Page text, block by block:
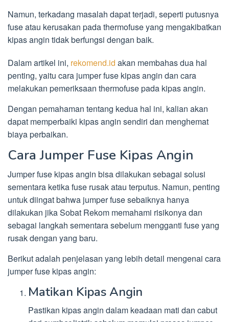
Namun, terkadang masalah dapat terjadi, seperti putusnya
fuse atau kerusakan pada thermofuse yang mengakibatkan
kipas angin tidak berfungsi dengan baik.
Dalam artikel ini, rekomend.id akan membahas dua hal
penting, yaitu cara jumper fuse kipas angin dan cara
melakukan pemeriksaan thermofuse pada kipas angin.
Dengan pemahaman tentang kedua hal ini, kalian akan
dapat memperbaiki kipas angin sendiri dan menghemat
biaya perbaikan.
Cara Jumper Fuse Kipas Angin
Jumper fuse kipas angin bisa dilakukan sebagai solusi
sementara ketika fuse rusak atau terputus. Namun, penting
untuk diingat bahwa jumper fuse sebaiknya hanya
dilakukan jika Sobat Rekom memahami risikonya dan
sebagai langkah sementara sebelum mengganti fuse yang
rusak dengan yang baru.
Berikut adalah penjelasan yang lebih detail mengenai cara
jumper fuse kipas angin:
Matikan Kipas Angin
Pastikan kipas angin dalam keadaan mati dan cabut